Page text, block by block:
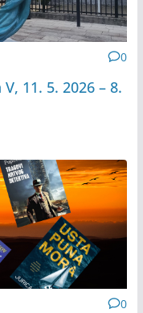
0
11. 5. 2026 – 8.
0